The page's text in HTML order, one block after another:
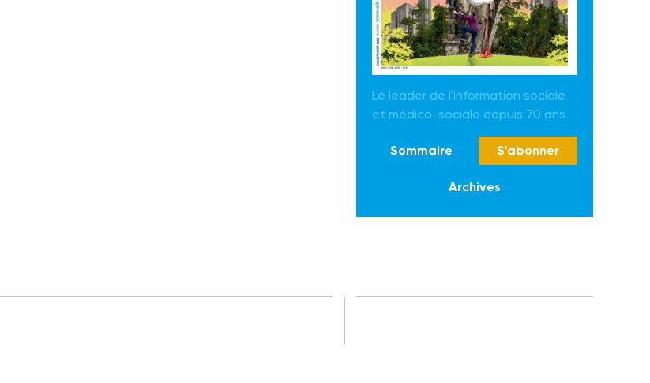
Le leader de l'information sociale
et médico-sociale depuis 70 ans
Sommaire S'abonner
Archives